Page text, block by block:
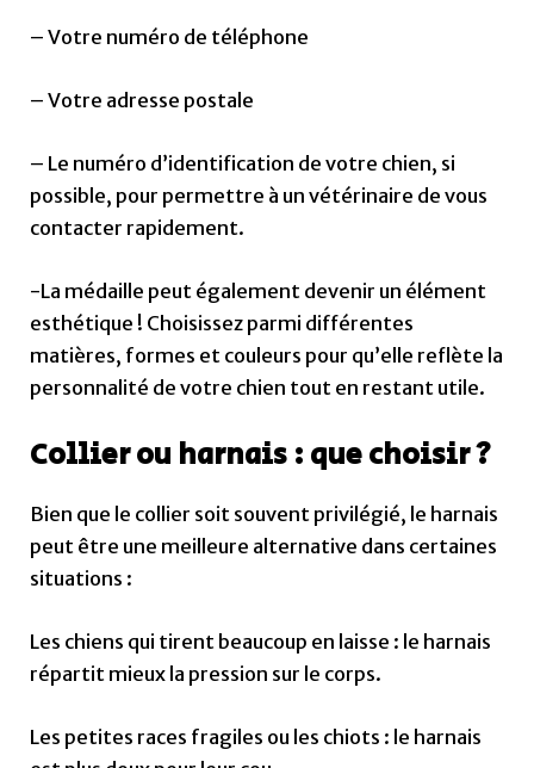
– Votre numéro de téléphone
– Votre adresse postale
– Le numéro d’identification de votre chien, si
possible, pour permettre à un vétérinaire de vous
contacter rapidement.
-La médaille peut également devenir un élément
esthétique ! Choisissez parmi différentes
matières, formes et couleurs pour qu’elle reflète la
personnalité de votre chien tout en restant utile.
Collier ou harnais : que choisir ?
Bien que le collier soit souvent privilégié, le harnais
peut être une meilleure alternative dans certaines
situations :
Les chiens qui tirent beaucoup en laisse : le harnais
répartit mieux la pression sur le corps.
Les petites races fragiles ou les chiots : le harnais